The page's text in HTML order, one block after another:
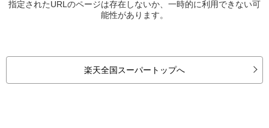
指定されたURLのページは存在しないか、一時的に利用できない可
能性があります。
楽天全国スーパートップへ